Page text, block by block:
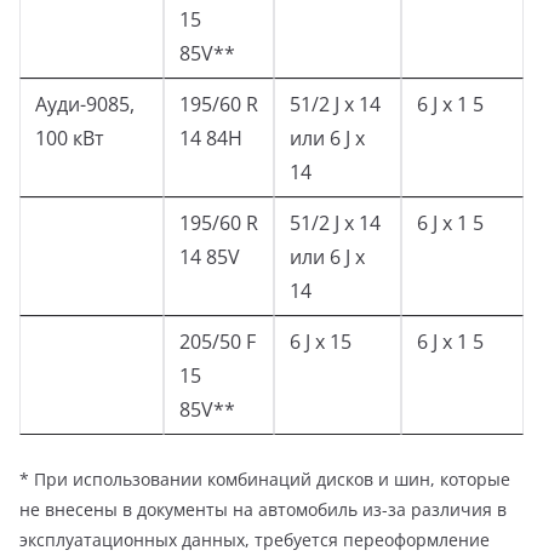
15
85V**
Ауди-9085,
100 кВт
195/60 R
14 84H
51/2 J x 14
или 6 J х
14
6 J x 1 5
195/60 R
14 85V
51/2 J x 14
или 6 J х
14
6 J x 1 5
205/50 F
15
85V**
6 J x 15 6 J x 1 5
* При использовании комбинаций дисков и шин, которые
не внесены в документы на автомобиль из-за различия в
эксплуатационных данных, требуется переоформление